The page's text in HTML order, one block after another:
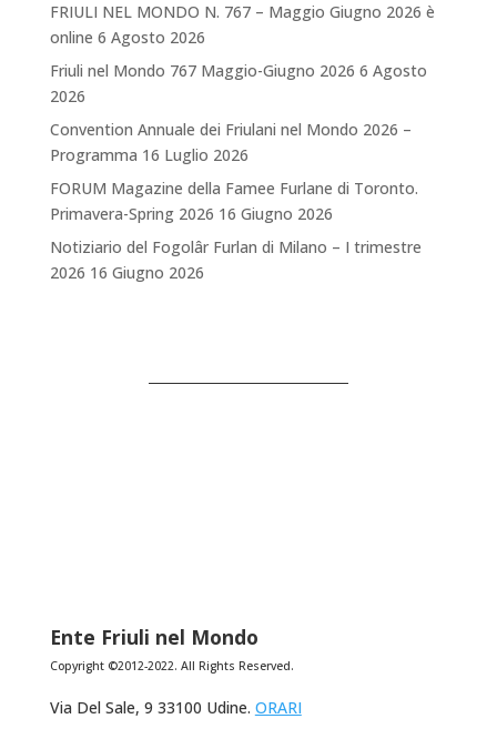
FRIULI NEL MONDO N. 767 – Maggio Giugno 2026 è
online 6 Agosto 2026
Friuli nel Mondo 767 Maggio-Giugno 2026 6 Agosto
2026
Convention Annuale dei Friulani nel Mondo 2026 –
Programma 16 Luglio 2026
FORUM Magazine della Famee Furlane di Toronto.
Primavera-Spring 2026 16 Giugno 2026
Notiziario del Fogolâr Furlan di Milano – I trimestre
2026 16 Giugno 2026
Ente Friuli nel Mondo
Copyright ©2012-2022. All Rights Reserved.
Via Del Sale, 9 33100 Udine. ORARI